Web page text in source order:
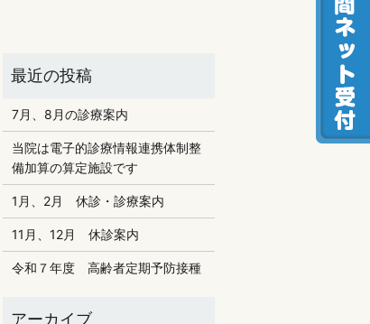
7月、8月の診療案内
当院は電子的診療情報連携体制整
備加算の算定施設です
1月、2月 休診・診療案内
11月、12月 休診案内
令和７年度 高齢者定期予防接種